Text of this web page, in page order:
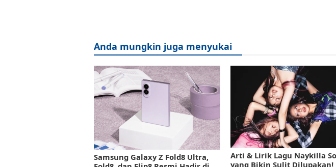
Anda mungkin juga menyukai
Samsung Galaxy Z Fold8 Ultra,
Arti & Lirik Lagu Naykilla
yang Bikin Sulit Dilupakan!